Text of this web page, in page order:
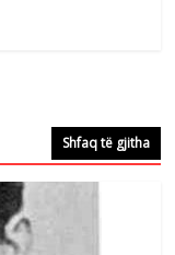
i respektuar i
nderohet
Qeriqi Dega
Off
Shfaq të gjitha